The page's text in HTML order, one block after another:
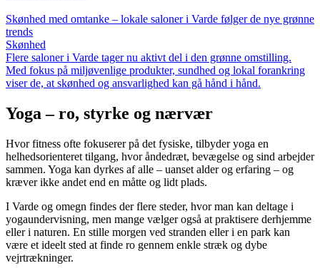
Skønhed med omtanke – lokale saloner i Varde følger de nye grønne
trends
Skønhed
Flere saloner i Varde tager nu aktivt del i den grønne omstilling.
Med fokus på miljøvenlige produkter, sundhed og lokal forankring
viser de, at skønhed og ansvarlighed kan gå hånd i hånd.
Yoga – ro, styrke og nærvær
Hvor fitness ofte fokuserer på det fysiske, tilbyder yoga en
helhedsorienteret tilgang, hvor åndedræt, bevægelse og sind arbejder
sammen. Yoga kan dyrkes af alle – uanset alder og erfaring – og
kræver ikke andet end en måtte og lidt plads.
I Varde og omegn findes der flere steder, hvor man kan deltage i
yogaundervisning, men mange vælger også at praktisere derhjemme
eller i naturen. En stille morgen ved stranden eller i en park kan
være et ideelt sted at finde ro gennem enkle stræk og dybe
vejrtrækninger.